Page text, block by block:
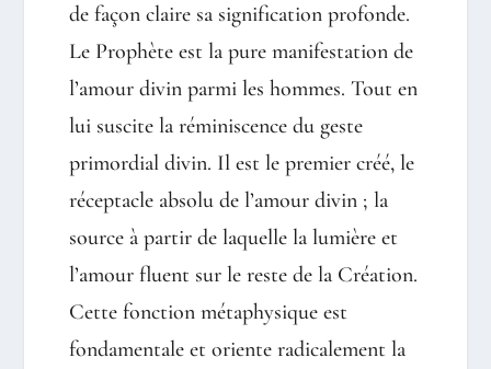
de façon claire sa signification profonde.
Le Prophète est la pure manifestation de
l’amour divin parmi les hommes. Tout en
lui suscite la réminiscence du geste
primordial divin. Il est le premier créé, le
réceptacle absolu de l’amour divin ; la
source à partir de laquelle la lumière et
l’amour fluent sur le reste de la Création.
Cette fonction métaphysique est
fondamentale et oriente radicalement la